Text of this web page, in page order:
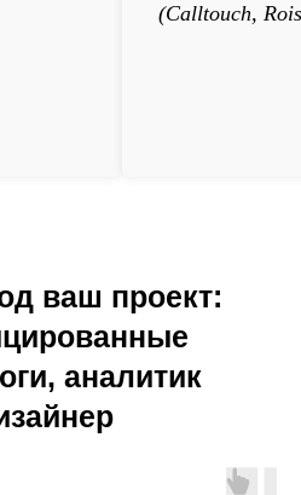
(Calltouch,
ваш проект:
аналитик